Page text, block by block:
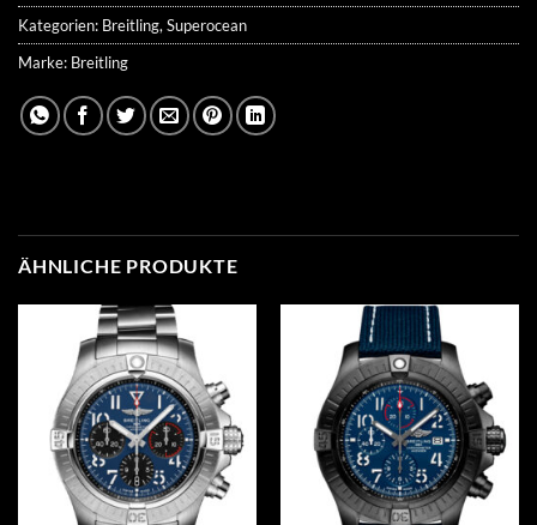
Kategorien: Breitling, Superocean
Marke: Breitling
ÄHNLICHE PRODUKTE